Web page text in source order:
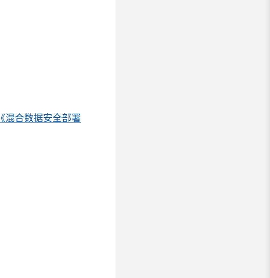
《混合数据安全部署